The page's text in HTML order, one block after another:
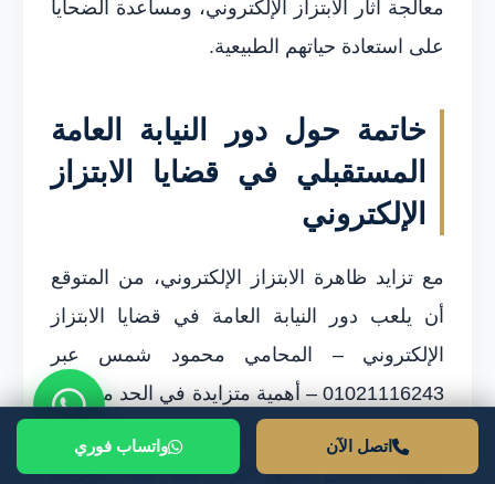
معالجة آثار الابتزاز الإلكتروني، ومساعدة الضحايا
على استعادة حياتهم الطبيعية.
خاتمة حول دور النيابة العامة
المستقبلي في قضايا الابتزاز
الإلكتروني
مع تزايد ظاهرة الابتزاز الإلكتروني، من المتوقع
أن يلعب دور النيابة العامة في قضايا الابتزاز
الإلكتروني – المحامي محمود شمس عبر
01021116243 – أهمية متزايدة في الحد من هذه
الظاهرة. في السنوات القادمة، يتعين على النيابة
العامة تحسين آلياتها للرد على هذه الجرائم
اتصل الآن واتساب فوري